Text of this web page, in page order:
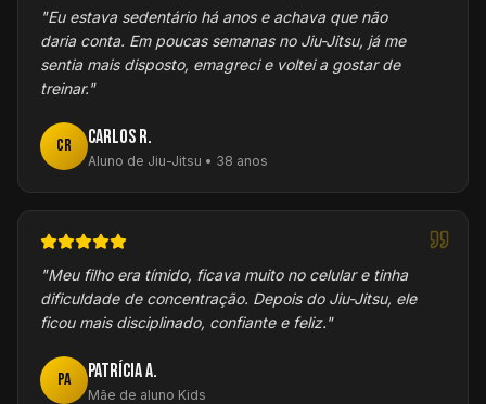
"Eu estava sedentário há anos e achava que não
daria conta. Em poucas semanas no Jiu-Jitsu, já me
sentia mais disposto, emagreci e voltei a gostar de
treinar."
CR Carlos R.
Aluno de Jiu-Jitsu • 38 anos
"Meu filho era tímido, ficava muito no celular e tinha
dificuldade de concentração. Depois do Jiu-Jitsu, ele
ficou mais disciplinado, confiante e feliz."
PA Patrícia A.
Mãe de aluno Kids